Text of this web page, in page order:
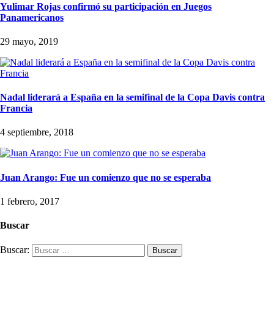
Yulimar Rojas confirmó su participación en Juegos
Panamericanos
29 mayo, 2019
Nadal liderará a España en la semifinal de la Copa Davis contra
Francia
4 septiembre, 2018
Juan Arango: Fue un comienzo que no se esperaba
1 febrero, 2017
Buscar
Buscar: